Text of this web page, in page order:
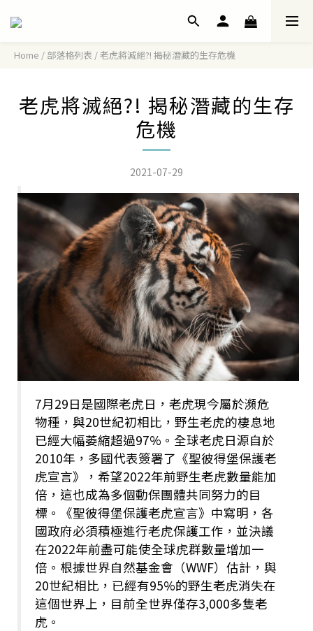
Home / 部落格列表 /老虎將滅絕?! 揭秘潛藏的生存危機
老虎將滅絕?! 揭秘潛藏的生存
危機
2021-07-29
7月29日是國際老虎日，老虎現今屬於瀕危
物種，與20世紀初相比，野生老虎的棲息地
已經大幅萎縮超過97%。全球老虎日源自於
2010年，多國代表簽署了《聖彼得堡保護老
虎宣言》，希望2022年前野生老虎數量能加
倍，這也成為多個動保團體共同努力的目
標。《聖彼得堡保護老虎宣言》中寫明，各
國政府必須積極進行老虎保護工作，並決議
在2022年前盡可能使全球虎群數量增加一
倍。根據世界自然基金會（WWF）估計，與
20世紀相比，已經有95%的野生老虎消失在
這個世界上，目前全世界僅存3,000多隻老
虎。